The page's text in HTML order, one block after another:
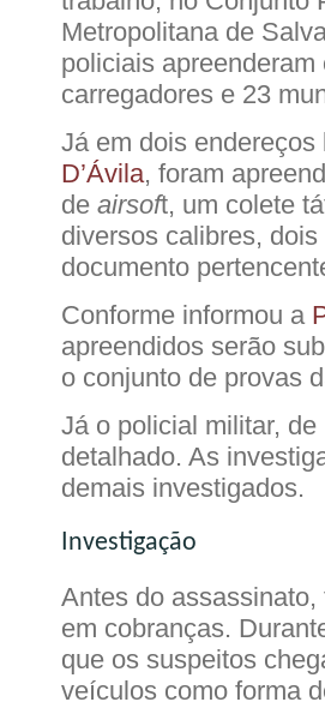
Metropolitana de
policiais
carregadores e 23
Já em dois
D’Ávila, foram
de airsoft, um colete
diversos calibres,
documento
Conforme informou a
apreendidos serão
o conjunto de provas
Já o policial militar,
detalhado. As
demais investigados.
Investigação
Antes do
em cobranças.
que os suspeitos
veículos como forma